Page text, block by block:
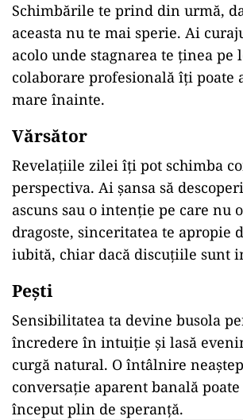
Schimbările te prind din urmă,
aceasta nu te mai sperie. Ai
acolo unde stagnarea te ținea pe
colaborare profesională îți poate
mare înainte.
Vărsător
Revelațiile zilei îți pot schimba
perspectiva. Ai șansa să
ascuns sau o intenție pe care nu
dragoste, sinceritatea te apropie
iubită, chiar dacă discuțiile sunt
Pești
Sensibilitatea ta devine busola
încredere în intuiție și lasă
curgă natural. O întâlnire
conversație aparent banală
început plin de speranță.